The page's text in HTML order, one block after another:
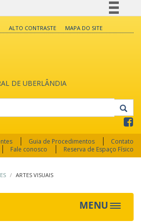
Legislação
Canais
ALTO CONTRASTE MAPA DO SITE
DE UBERLÂNDIA
Guia de Procedimentos
Contato
Fale conosco
Reserva de Espaço Físico
ARTES VISUAIS
MENU
Toggle